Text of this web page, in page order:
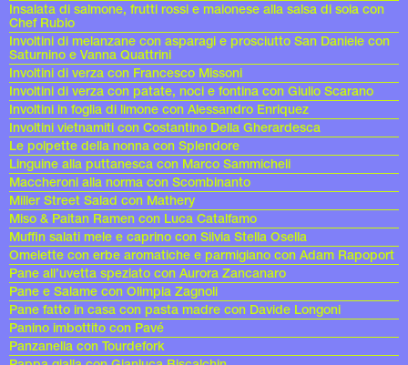
Insalata di salmone, frutti rossi e maionese alla salsa di soia con
Chef Rubio
Involtini di melanzane con asparagi e prosciutto San Daniele con
Saturnino e Vanna Quattrini
Involtini di verza con Francesco Missoni
Involtini di verza con patate, noci e fontina con Giulio Scarano
Involtini in foglia di limone con Alessandro Enriquez
Involtini vietnamiti con Costantino Della Gherardesca
Le polpette della nonna con Splendore
Linguine alla puttanesca con Marco Sammicheli
Maccheroni alla norma con Scombinanto
Miller Street Salad con Mathery
Miso & Paitan Ramen con Luca Catalfamo
Muffin salati mele e caprino con Silvia Stella Osella
Omelette con erbe aromatiche e parmigiano con Adam Rapoport
Pane all’uvetta speziato con Aurora Zancanaro
Pane e Salame con Olimpia Zagnoli
Pane fatto in casa con pasta madre con Davide Longoni
Panino imbottito con Pavé
Panzanella con Tourdefork